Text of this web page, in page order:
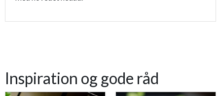
Inspiration og gode råd